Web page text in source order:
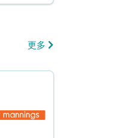
更多